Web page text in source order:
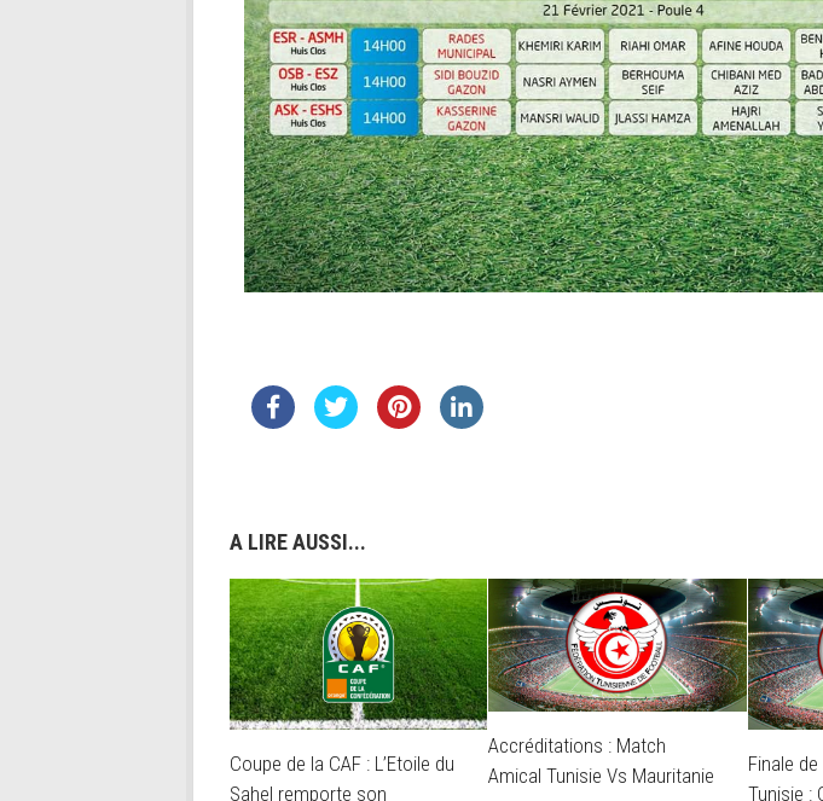
A LIRE AUSSI...
Coupe de la CAF : L’Etoile du
Sahel remporte son
Accréditations : Match
Amical Tunisie Vs Mauritanie
Finale
Tunisie :